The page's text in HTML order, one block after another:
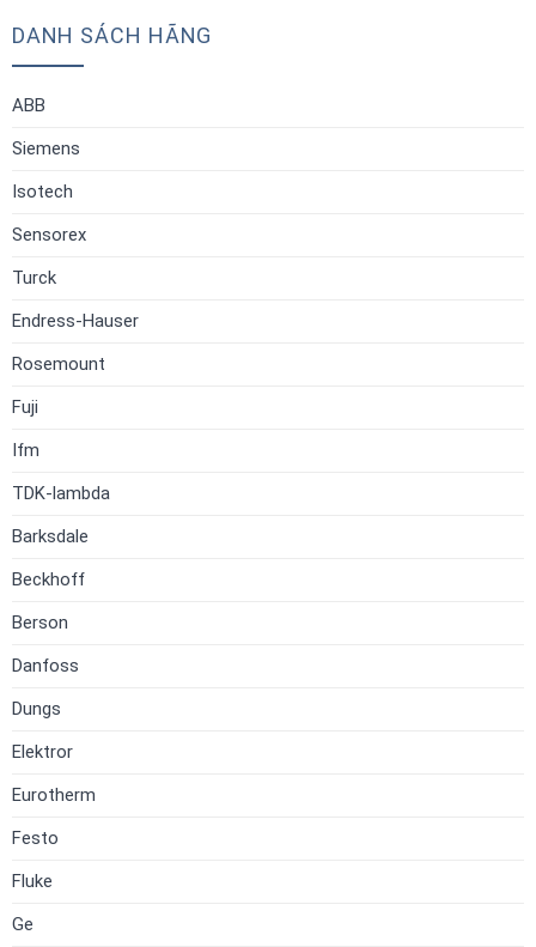
DANH SÁCH HÃNG
ABB
Siemens
Isotech
Sensorex
Turck
Endress-Hauser
Rosemount
Fuji
Ifm
TDK-lambda
Barksdale
Beckhoff
Berson
Danfoss
Dungs
Elektror
Eurotherm
Festo
Fluke
Ge